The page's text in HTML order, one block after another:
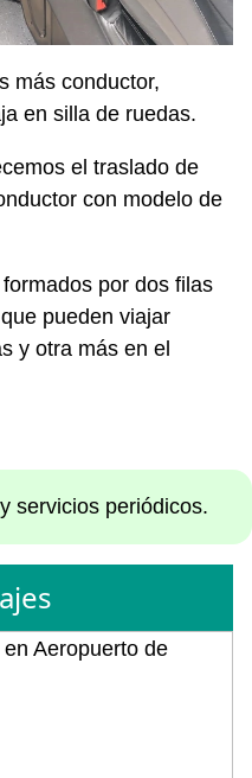
más conductor,
en silla de ruedas.
el traslado de
con modelo de
por dos filas
pueden viajar
y otra más en el
servicios periódicos.